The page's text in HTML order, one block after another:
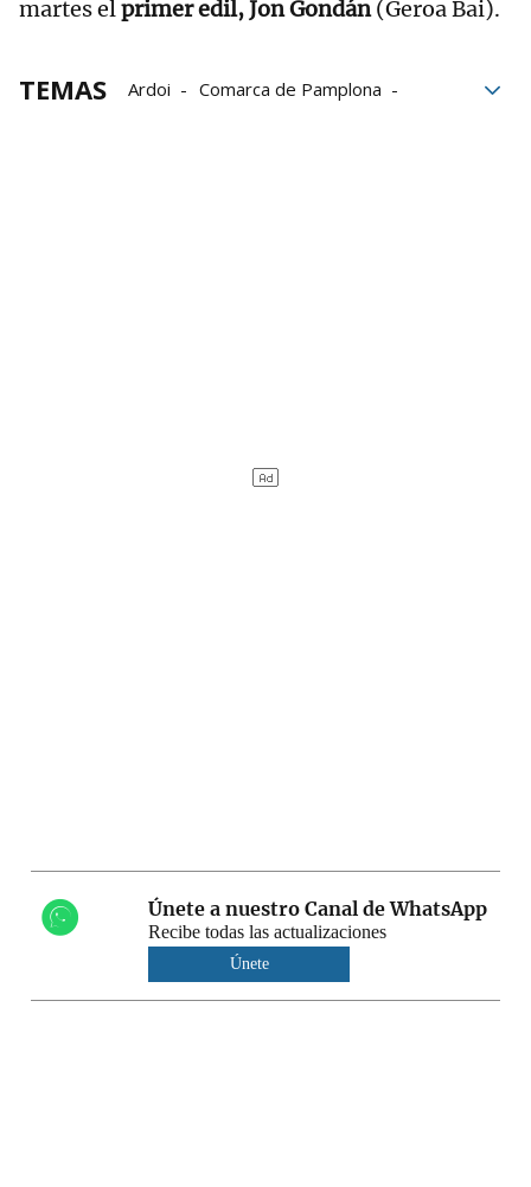
martes elprimer edil, Jon Gondán(Geroa Bai).
TEMAS Ardoi
Comarca de Pamplona
Únete a nuestro Canal de WhatsApp
Recibe todas las actualizaciones
Únete